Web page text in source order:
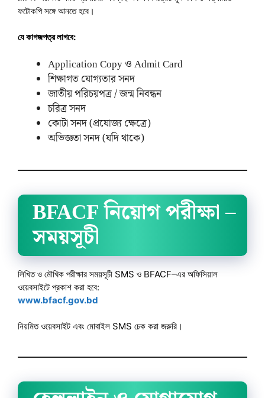
ফটোকপি সঙ্গে আনতে হবে।
যে কাগজপত্র লাগবে:
Application Copy ও Admit Card
শিক্ষাগত যোগ্যতার সনদ
জাতীয় পরিচয়পত্র / জন্ম নিবন্ধন
চরিত্র সনদ
কোটা সনদ (প্রযোজ্য ক্ষেত্রে)
অভিজ্ঞতা সনদ (যদি থাকে)
BFACF নিয়োগ পরীক্ষা –
সময়সূচী
লিখিত ও মৌখিক পরীক্ষার সময়সূচী SMS ও BFACF–এর অফিসিয়াল
ওয়েবসাইটে প্রকাশ করা হবে:
www.bfacf.gov.bd
নিয়মিত ওয়েবসাইট এবং মোবাইল SMS চেক করা জরুরি।